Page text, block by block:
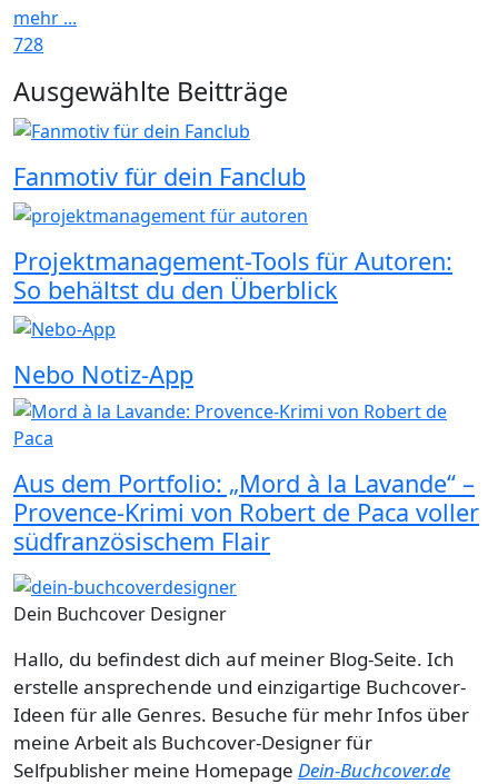
mehr ...
728
Widgets
Ausgewählte Beitträge
Fanmotiv für dein Fanclub
Projektmanagement-Tools für Autoren:
So behältst du den Überblick
Nebo Notiz-App
Aus dem Portfolio: „Mord à la Lavande“ –
Provence-Krimi von Robert de Paca voller
südfranzösischem Flair
Dein Buchcover Designer
Hallo, du befindest dich auf meiner Blog-Seite. Ich
erstelle ansprechende und einzigartige Buchcover-
Ideen für alle Genres. Besuche für mehr Infos über
meine Arbeit als Buchcover-Designer für
Selfpublisher meine Homepage Dein-Buchcover.de